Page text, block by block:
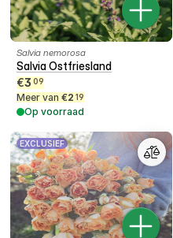
Salvia nemorosa
Salvia Ostfriesland
€3 09
Meer van €2 19
Op voorraad
EXCLUSIEF